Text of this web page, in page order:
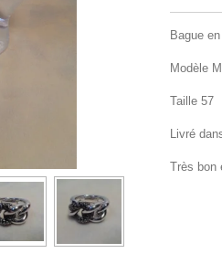
Bague
Modèle
Taille 57
Livré
Très bon